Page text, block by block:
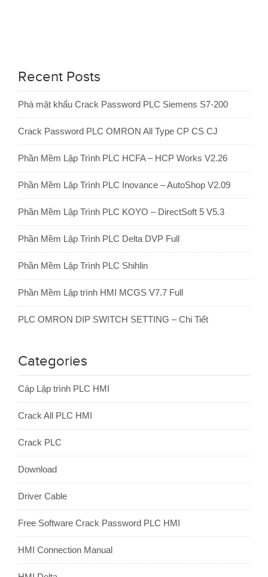
Recent Posts
Phá mật khẩu Crack Password PLC Siemens S7-200
Crack Password PLC OMRON All Type CP CS CJ
Phần Mềm Lập Trình PLC HCFA – HCP Works V2.26
Phần Mềm Lập Trình PLC Inovance – AutoShop V2.09
Phần Mềm Lập Trình PLC KOYO – DirectSoft 5 V5.3
Phần Mềm Lập Trình PLC Delta DVP Full
Phần Mềm Lập Trình PLC Shihlin
Phần Mềm Lập trình HMI MCGS V7.7 Full
PLC OMRON DIP SWITCH SETTING – Chi Tiết
Categories
Cáp Lập trình PLC HMI
Crack All PLC HMI
Crack PLC
Download
Driver Cable
Free Software Crack Password PLC HMI
HMI Connection Manual